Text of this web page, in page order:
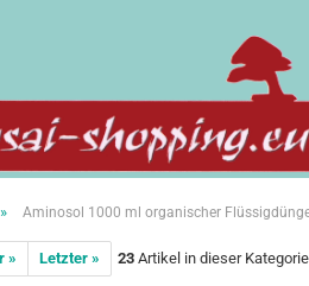
» Aminosol 1000 ml organischer
» Letzter » 23 Artikel in dieser Kategorie